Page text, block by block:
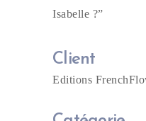
Isabelle ?”
Client
Editions